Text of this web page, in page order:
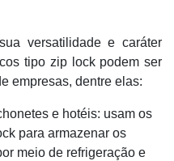
versatilidade e caráter
tipo zip lock podem ser
empresas, dentre elas:
e hotéis: usam os
para armazenar os
meio de refrigeração e